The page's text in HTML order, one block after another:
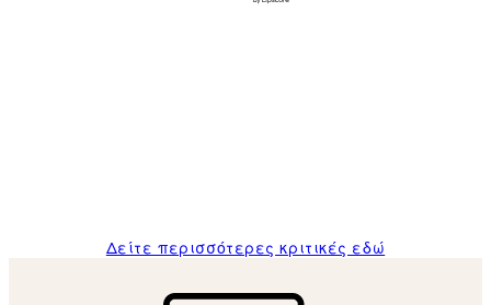
Δείτε περισσότερες κριτικές εδώ